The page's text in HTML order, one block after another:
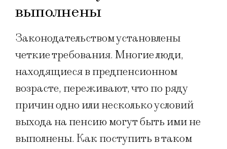
выполнены
Законодательством установлены
четкие требования. Многие люди,
находящиеся в предпенсионном
возрасте, переживают, что по ряду
причин одно или несколько условий
выхода на пенсию могут быть ими не
выполнены. Как поступить в таком